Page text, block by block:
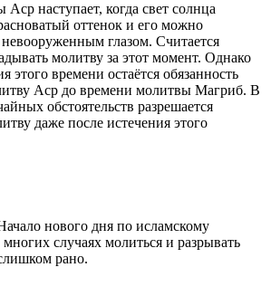
наступает, когда свет солнца
оттенок и его можно
невооруженным глазом. Считается
молитву за этот момент. Однако
этого времени остаётся обязанность
Аср до времени молитвы Магриб. В
обстоятельств разрешается
даже после истечения этого
нового дня по исламскому
случаях молиться и разрывать
рано.